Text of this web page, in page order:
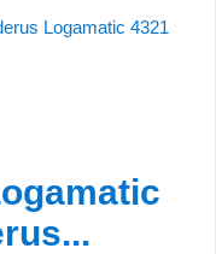
Logamatic 4321